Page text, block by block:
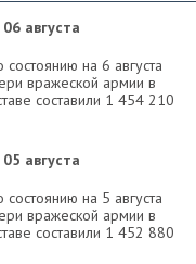
06 августа
состоянию на 6 августа
вражеской армии в
составили 1 454 210
05 августа
состоянию на 5 августа
вражеской армии в
составили 1 452 880